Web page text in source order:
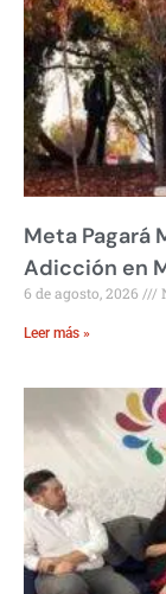
Meta Pagará
Adicción en
6 de agosto, 2026
Leer más »